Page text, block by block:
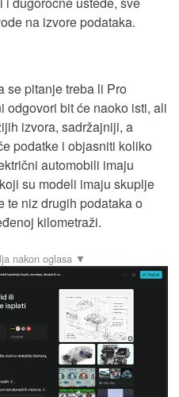
na izvore podataka.
se pitanje treba li Pro
odgovori bit će naoko isti, ali
izvora, sadržajniji, a
podatke i objasniti koliko
automobili imaju
su modeli imaju skuplje
te niz drugih podataka o
kilometraži.